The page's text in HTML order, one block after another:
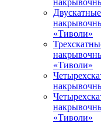
Двускатные
«Тиволи»
«Тиволи»
«Тиволи»